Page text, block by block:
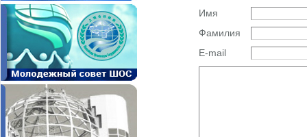
Имя
Фамилия
E-mail